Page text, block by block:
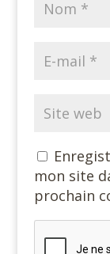
mon site
prochain